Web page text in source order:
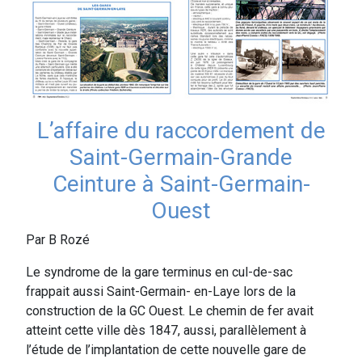
L’affaire du raccordement de
Saint-Germain-Grande
Ceinture à Saint-Germain-
Ouest
Par B Rozé
Le syndrome de la gare terminus en cul-de-sac
frappait aussi Saint-Germain- en-Laye lors de la
construction de la GC Ouest. Le chemin de fer avait
atteint cette ville dès 1847, aussi, parallèlement à
l’étude de l’implantation de cette nouvelle gare de